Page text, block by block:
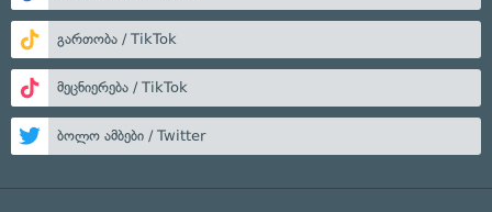
გართობა / TikTok
მეცნიერება / TikTok
ბოლო ამბები / Twitter